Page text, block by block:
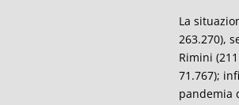
La
263.270),
Rimini
71.767);
pandemia